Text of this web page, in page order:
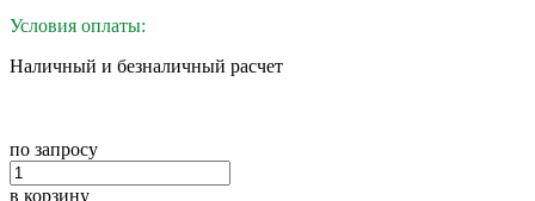
Условия оплаты:
Наличный и безналичный расчет
по запросу
в корзину